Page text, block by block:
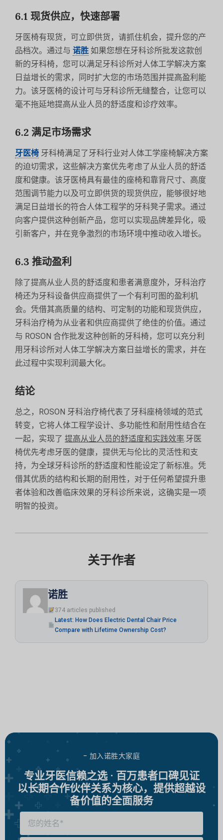
6.1 现货供应，快速部署
牙医椅有现货，可立即供货，请抓住机会，提升您的产
品档次。通过与 诺胜 如果您想在牙科诊所批发这款创
新的牙科椅，您可以满足牙科诊所对人体工学解决方案
日益增长的需求，同时扩大您的市场范围并提高盈利能
力。该牙医椅的设计可与牙科诊所无缝整合，让您可以
毫不拖延地提高从业人员的舒适度和诊疗效率。
6.2 满足市场需求
牙医椅 牙科椅满足了牙科行业对人体工学座椅解决方案
的迫切需求，这些解决方案优先考虑了从业人员的舒适
度和健康。该牙医椅具有最佳的座椅和靠背尺寸、高度
范围调节能力以及可立即供货的现货供应，能够很好地
满足日益增长的符合人体工程学的牙科凳子需求。通过
向客户提供这种创新产品，您可以实现品牌差异化，吸
引新客户，并在竞争激烈的市场环境中推动收入增长。
6.3 推动盈利
除了提高从业人员的舒适度和患者满意度外，牙科治疗
椅还为牙科设备供应商提供了一个有利可图的盈利机
会。凭借其高质量的结构、可定制的功能和现货供应，
牙科治疗椅为从业者和供应商提供了绝佳的价值。通过
与 ROSON 合作批发这种创新的牙科椅，您可以充分利
用牙科诊所对人体工学解决方案日益增长的需求，并在
此过程中实现利润最大化。
结论
总之，ROSON 牙科治疗椅代表了牙科座椅领域的范式
转变，它将人体工程学设计、多功能性和耐用性结合在
一起，实现了 提高从业人员的舒适度和实践效率.牙医
椅优先考虑牙医的健康，提供无与伦比的灵活性和支
持，为全球牙科诊所的舒适度和性能设定了新标准。凭
借其优质的结构和长期的耐用性，对于任何希望提升患
者体验和改善临床效果的牙科诊所来说，这确实是一项
明智的投资。
关于作者
诺胜
374 articles published
Latest: How Does Electric Dental Chair Price
Compare with Lifetime Ownership Cost?
- 加入诺胜大家庭
专业牙医信赖之选 · 百万患者口碑见证
以长期合作伙伴关系为核心，提供超越设
备价值的全面服务